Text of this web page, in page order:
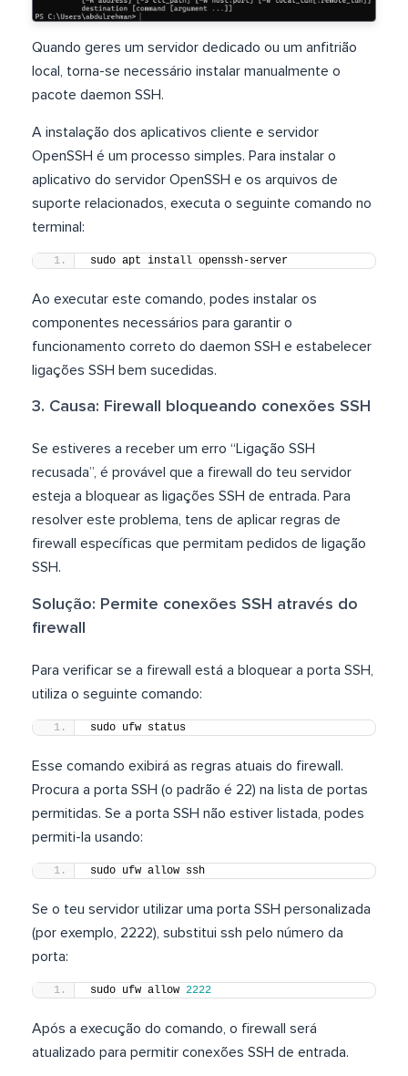
Quando geres um servidor dedicado ou um anfitrião
local, torna-se necessário instalar manualmente o
pacote daemon SSH.
A instalação dos aplicativos cliente e servidor
OpenSSH é um processo simples. Para instalar o
aplicativo do servidor OpenSSH e os arquivos de
suporte relacionados, executa o seguinte comando no
terminal:
sudo apt install openssh-server
Ao executar este comando, podes instalar os
componentes necessários para garantir o
funcionamento correto do daemon SSH e estabelecer
ligações SSH bem sucedidas.
3. Causa: Firewall bloqueando conexões SSH
Se estiveres a receber um erro “Ligação SSH
recusada”, é provável que a firewall do teu servidor
esteja a bloquear as ligações SSH de entrada. Para
resolver este problema, tens de aplicar regras de
firewall específicas que permitam pedidos de ligação
SSH.
Solução: Permite conexões SSH através do
firewall
Para verificar se a firewall está a bloquear a porta SSH,
utiliza o seguinte comando:
sudo ufw status
Esse comando exibirá as regras atuais do firewall.
Procura a porta SSH (o padrão é 22) na lista de portas
permitidas. Se a porta SSH não estiver listada, podes
permiti-la usando:
sudo ufw allow ssh
Se o teu servidor utilizar uma porta SSH personalizada
(por exemplo, 2222), substitui ssh pelo número da
porta:
sudo ufw allow 2222
Após a execução do comando, o firewall será
atualizado para permitir conexões SSH de entrada.